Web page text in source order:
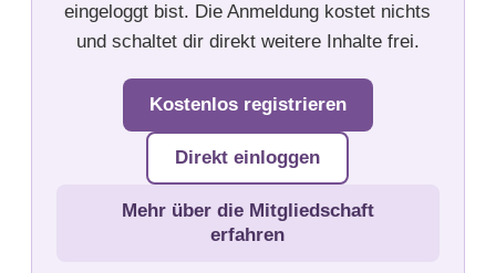
eingeloggt bist. Die Anmeldung kostet nichts
und schaltet dir direkt weitere Inhalte frei.
Kostenlos registrieren
Direkt einloggen
Mehr über die Mitgliedschaft
erfahren